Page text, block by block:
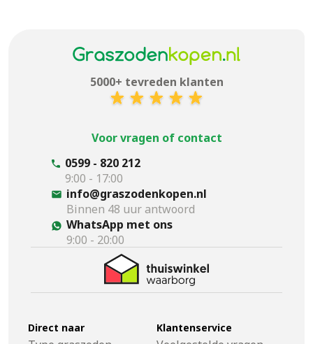
5000+ tevreden klanten
Voor vragen of contact
0599 - 820 212
9:00 - 17:00
info@graszodenkopen.nl
Binnen 48 uur antwoord
WhatsApp met ons
9:00 - 20:00
Direct naar Klantenservice